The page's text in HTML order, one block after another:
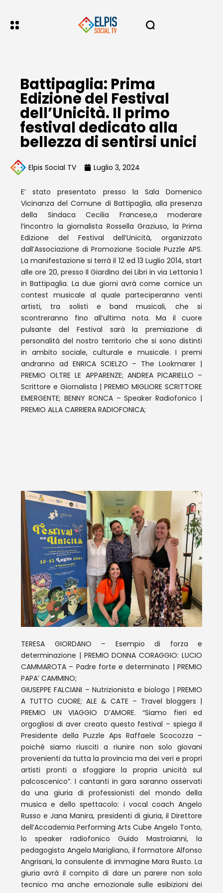
Battipaglia: Prima
Edizione del Festival
dell’Unicità. Il primo
festival dedicato alla
bellezza di sentirsi unici
Elpis Social TV Luglio 3, 2024
E’ stato presentato presso la Sala Domenico
Vicinanza del Comune di Battipaglia, alla presenza
della Sindaca Cecilia Francese,a moderare
l’incontro la giornalista Rossella Graziuso, la Prima
Edizione del Festival dell’Unicità, organizzato
dall’Associazione di Promozione Sociale Puzzle APS.
La manifestazione si terrà il 12 ed 13 Luglio 2014, start
alle ore 20, presso Il Giardino dei Libri in via Lettonia 1
in Battipaglia. La due giorni avrà come cornice un
contest musicale al quale parteciperanno venti
artisti, tra solisti e band musicali, che si
scontreranno fino all’ultima nota. Ma il cuore
pulsante del Festival sarà la premiazione di
personalità del nostro territorio che si sono distinti
in ambito sociale, culturale e musicale. I premi
andranno ad ENRICA SCIELZO – The Lookmarer |
PREMIO OLTRE LE APPARENZE; ANDREA PICARIELLO –
Scrittore e Giornalista | PREMIO MIGLIORE SCRITTORE
EMERGENTE; BENNY RONCA – Speaker Radiofonico |
PREMIO ALLA CARRIERA RADIOFONICA;
TERESA GIORDANO – Esempio di forza e
determinazione | PREMIO DONNA CORAGGIO: LUCIO
CAMMAROTA – Padre forte e determinato | PREMIO
PAPA’ CAMMINO;
GIUSEPPE FALCIANI – Nutrizionista e biologo | PREMIO
A TUTTO CUORE; ALE & CATE – Travel bloggers |
PREMIO UN VIAGGIO D’AMORE. “Siamo fieri ed
orgogliosi di aver creato questo festival – spiega il
Presidente della Puzzle Aps Raffaele Scocozza –
poiché siamo riusciti a riunire non solo giovani
provenienti da tutta la provincia ma dei veri e propri
artisti pronti a sfoggiare la propria unicità sul
palcoscenico”. I cantanti in gara saranno osservati
da una giuria di professionisti del mondo della
musica e dello spettacolo: i vocal coach Angelo
Russo e Jana Manira, presidenti di giuria, il Direttore
dell’Accademia Performing Arts Cube Angelo Tonto,
lo speaker radiofonico Guido Mastroianni, la
pedagogista Angela Marigliano, il formatore Alfonso
Angrisani, la consulente di immagine Mara Rusto. La
giuria avrà il compito di dare un parere non solo
tecnico ma anche emozionale sulle esibizioni dei